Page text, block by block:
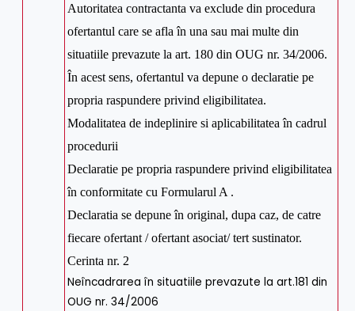
Autoritatea contractanta va exclude din procedura
ofertantul care se afla în una sau mai multe din
situatiile prevazute la art. 180 din OUG nr. 34/2006.
În acest sens, ofertantul va depune o declaratie pe
propria raspundere privind eligibilitatea.
Modalitatea de indeplinire si aplicabilitatea în cadrul
procedurii
Declaratie pe propria raspundere privind eligibilitatea
în conformitate cu Formularul A .
Declaratia se depune în original, dupa caz, de catre
fiecare ofertant / ofertant asociat/ tert sustinator.
Cerinta nr. 2
Neîncadrarea în situatiile prevazute la art.181 din
OUG nr. 34/2006